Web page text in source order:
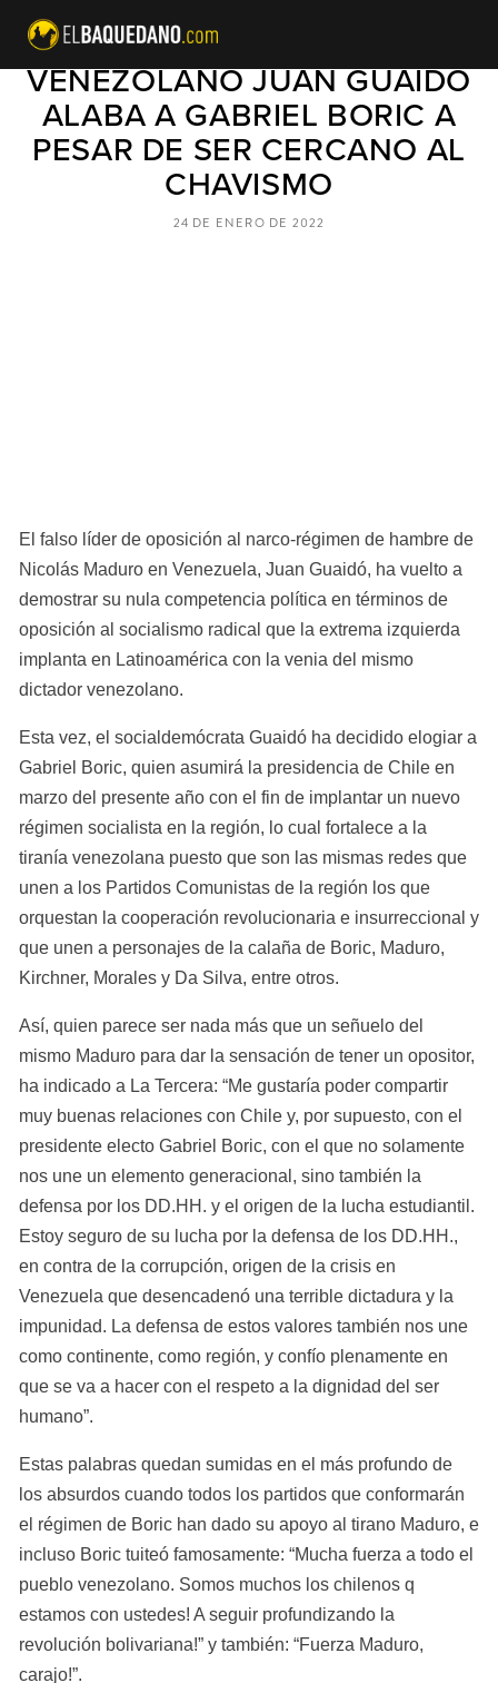
FALSO LÍDER DE OPOSICIÓN
VENEZOLANO JUAN GUAIDÓ
ALABA A GABRIEL BORIC A
PESAR DE SER CERCANO AL
CHAVISMO
El falso líder de oposición al narco-régimen de hambre de
Nicolás Maduro en Venezuela, Juan Guaidó, ha vuelto a
demostrar su nula competencia política en términos de
oposición al socialismo radical que la extrema izquierda
implanta en Latinoamérica con la venia del mismo
dictador venezolano.
Esta vez, el socialdemócrata Guaidó ha decidido elogiar a
Gabriel Boric, quien asumirá la presidencia de Chile en
marzo del presente año con el fin de implantar un nuevo
régimen socialista en la región, lo cual fortalece a la
tiranía venezolana puesto que son las mismas redes que
unen a los Partidos Comunistas de la región los que
orquestan la cooperación revolucionaria e insurreccional y
que unen a personajes de la calaña de Boric, Maduro,
Kirchner, Morales y Da Silva, entre otros.
Así, quien parece ser nada más que un señuelo del
mismo Maduro para dar la sensación de tener un opositor,
ha indicado a La Tercera: “Me gustaría poder compartir
muy buenas relaciones con Chile y, por supuesto, con el
presidente electo Gabriel Boric, con el que no solamente
nos une un elemento generacional, sino también la
defensa por los DD.HH. y el origen de la lucha estudiantil.
Estoy seguro de su lucha por la defensa de los DD.HH.,
en contra de la corrupción, origen de la crisis en
Venezuela que desencadenó una terrible dictadura y la
impunidad. La defensa de estos valores también nos une
como continente, como región, y confío plenamente en
que se va a hacer con el respeto a la dignidad del ser
humano”.
Estas palabras quedan sumidas en el más profundo de
los absurdos cuando todos los partidos que conformarán
el régimen de Boric han dado su apoyo al tirano Maduro, e
incluso Boric tuiteó famosamente: “Mucha fuerza a todo el
pueblo venezolano. Somos muchos los chilenos q
estamos con ustedes! A seguir profundizando la
revolución bolivariana!” y también: “Fuerza Maduro,
carajo!”.
24 DE ENERO DE 2022